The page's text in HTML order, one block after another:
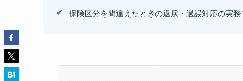
保険区分を間違えたときの返戻・過誤対応の実務